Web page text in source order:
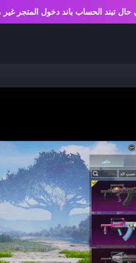
في حال تبند الحساب باند دخول